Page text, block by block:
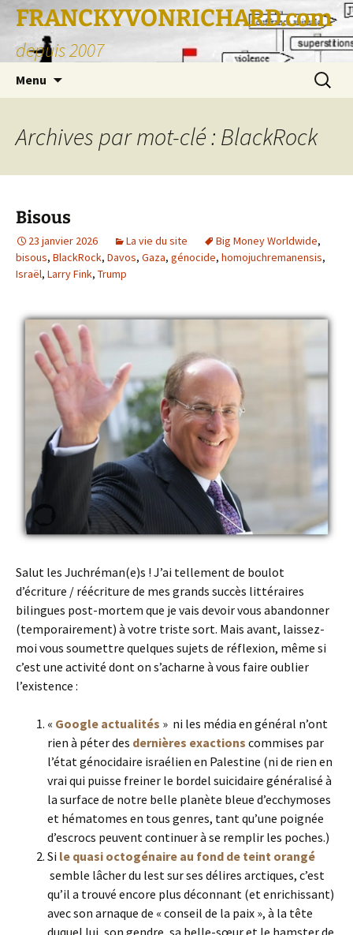
FRANCKYVONRICHARD.com
depuis 2007
Menu
Archives par mot-clé : BlackRock
Bisous
23 janvier 2026 La vie du site Big Money Worldwide,
bisous, BlackRock, Davos, Gaza, génocide, homojuchremanensis,
Israël, Larry Fink, Trump
Salut les Juchréman(e)s ! J’ai tellement de boulot
d’écriture / réécriture de mes grands succès littéraires
bilingues post-mortem que je vais devoir vous abandonner
(temporairement) à votre triste sort. Mais avant, laissez-
moi vous soumettre quelques sujets de réflexion, même si
c’est une activité dont on s’acharne à vous faire oublier
l’existence :
« Google actualités » ni les média en général n’ont
rien à péter des dernières exactions commises par
l’état génocidaire israélien en Palestine (ni de rien en
vrai qui puisse freiner le bordel suicidaire généralisé à
la surface de notre belle planète bleue d’ecchymoses
et hématomes en tous genres, tant qu’une poignée
d’escrocs peuvent continuer à se remplir les poches.)
Si le quasi octogénaire au fond de teint orangé
semble lâcher du lest sur ses délires arctiques, c’est
qu’il a trouvé encore plus déconnant (et enrichissant)
avec son arnaque de « conseil de la paix », à la tête